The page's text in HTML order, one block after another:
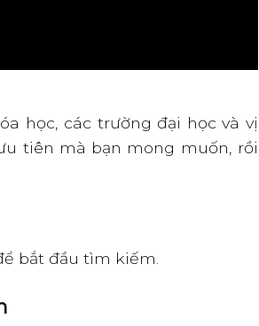
học, các trường đại học và vị
tiên mà bạn mong muốn, rồi
bắt đầu tìm kiếm.